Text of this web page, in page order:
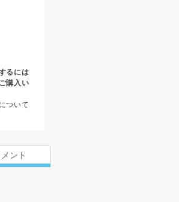
るには
購入い
ついて
ント